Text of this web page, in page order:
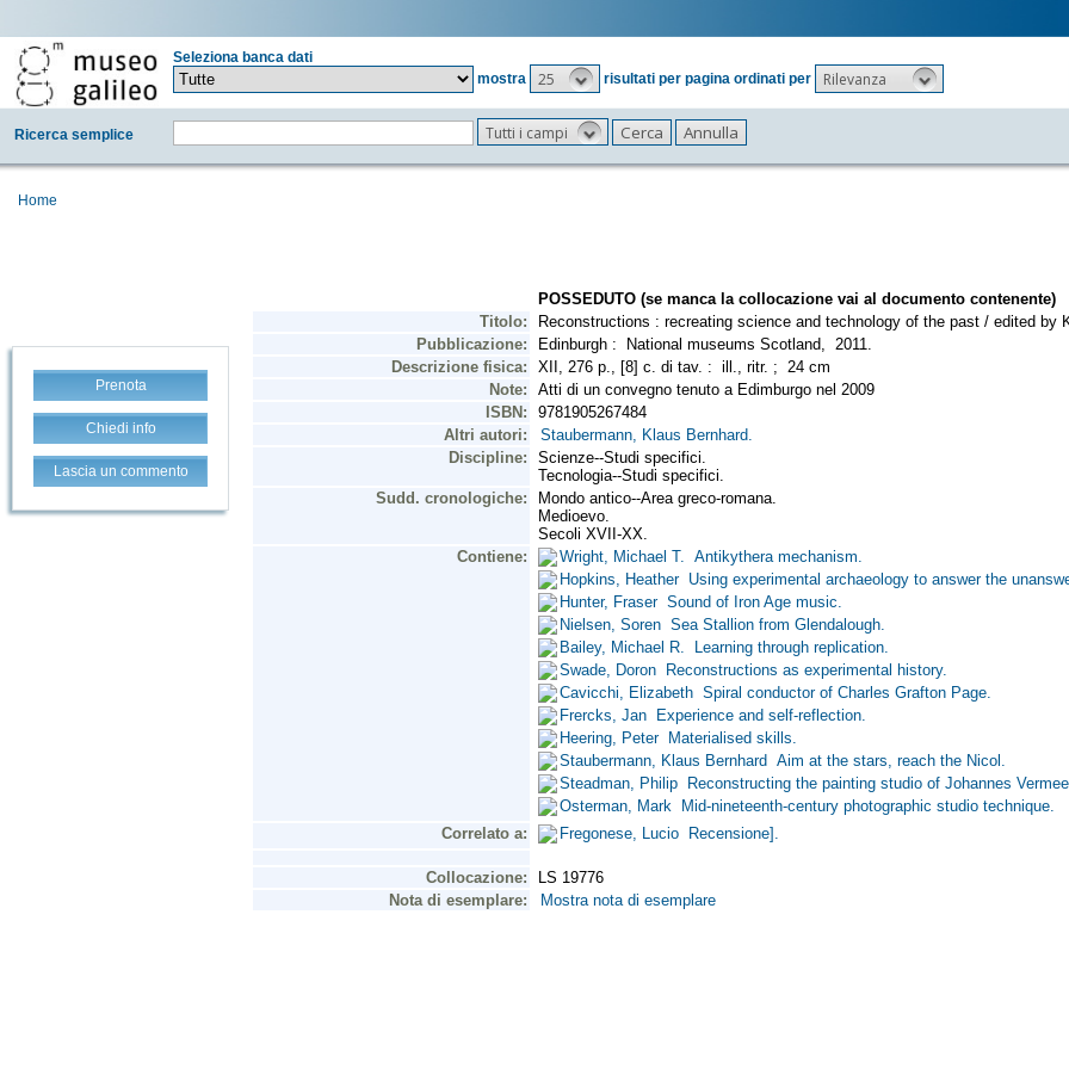
Seleziona banca dati
mostra
25 risultati per pagina ordinati per Rilevanza
Ricerca semplice Tutti i campi
Home
Prenota
Chiedi info
Lascia un commento